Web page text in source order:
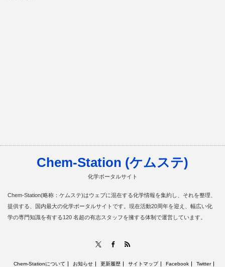
Chem-Station (ケムステ)
化学ポータルサイト
Chem-Station(略称：ケムステ)はウェブに混在する化学情報を集約し、それを整理、
提供する、国内最大の化学ポータルサイトです。現在活動20周年を迎え、幅広い化
学の専門知識を有する120 名超の有志スタッフを擁する体制で運営しています。
Facebook
Chem-Stationについて お知らせ 更新履歴 サイトマップ Facebook Twitter